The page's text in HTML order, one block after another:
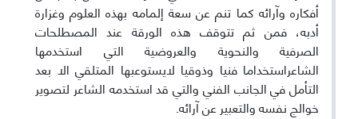
أفكاره وآرائه كما تنم عن سعة إلمامه بهذه العلوم وغزارة
أدبه، فمن ثم تتوقف هذه الورقة عند المصطلحات
الصرفية والنحوية والعروضية التي استخدمها
الشاعراستخداما فنيا وذوقيا لايستوعبها المتلقي الا بعد
التأمل في الجانب الفني والتي قد استخدمه الشاعر لتصوير
خوالج نفسه والتعبير عن آرائه.